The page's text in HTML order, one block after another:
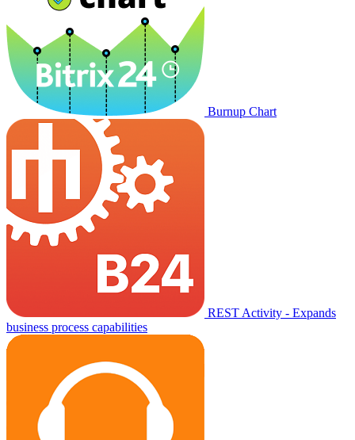
Burnup Chart
REST Activity - Expands
business process capabilities